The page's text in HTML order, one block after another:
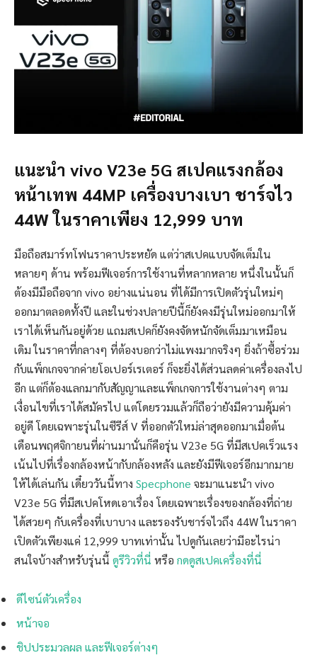
แนะนำ vivo V23e 5G สเปคแรงกล้อง
หน้าเทพ 44MP เครื่องบางเบา ชาร์จไว
44W ในราคาเพียง 12,999 บาท
มือถือสมาร์ทโฟนราคาประหยัด แต่ว่าสเปคแบบจัดเต็มใน
หลายๆ ด้าน พร้อมฟีเจอร์การใช้งานที่หลากหลาย หนึ่งในนั้นก็
ต้องมีมือถือจาก vivo อย่างแน่นอน ที่ได้มีการเปิดตัวรุ่นใหม่ๆ
ออกมาตลอดทั้งปี และในช่วงปลายปีนี้ก็ยังคงมีรุ่นใหม่ออกมาให้
เราได้เห็นกันอยู่ด้วย แถมสเปคก็ยังคงจัดหนักจัดเต็มมาเหมือน
เดิม ในราคาที่กลางๆ ที่ต้องบอกว่าไม่แพงมากจริงๆ ยิ่งถ้าซื้อร่วม
กับแพ็กเกจจากค่ายโอเปอร์เรเตอร์ ก็จะยิ่งได้ส่วนลดค่าเครื่องลงไป
อีก แต่ก็ต้องแลกมากับสัญญาและแพ็กเกจการใช้งานต่างๆ ตาม
เงื่อนไขที่เราได้สมัครไป แต่โดยรวมแล้วก็ถือว่ายังมีความคุ้มค่า
อยู่ดี โดยเฉพาะรุ่นในซีรีส์ V ที่ออกตัวใหม่ล่าสุดออกมาเมื่อต้น
เดือนพฤศจิกายนที่ผ่านมานั่นก็คือรุ่น V23e 5G ที่มีสเปคเร็วแรง
เน้นไปที่เรื่องกล้องหน้ากับกล้องหลัง และยังมีฟีเจอร์อีกมากมาย
ให้ได้เล่นกัน เดี๋ยววันนี้ทาง Specphone จะมาแนะนำ vivo
V23e 5G ที่มีสเปคโหดเอาเรื่อง โดยเฉพาะเรื่องของกล้องที่ถ่าย
ได้สวยๆ กับเครื่องที่เบาบาง และรองรับชาร์จไวถึง 44W ในราคา
เปิดตัวเพียงแค่ 12,999 บาทเท่านั้น ไปดูกันเลยว่ามีอะไรน่า
สนใจบ้างสำหรับรุ่นนี้ ดูรีวิวที่นี่ หรือ กดดูสเปคเครื่องที่นี่
ดีไซน์ตัวเครื่อง
หน้าจอ
ชิปประมวลผล และฟีเจอร์ต่างๆ